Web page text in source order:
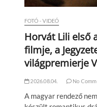
FOTÓ - VIDEÓ
Horvát Lili első
filmje, a
világpremierje
2026.08.04. No
A magyar rendező